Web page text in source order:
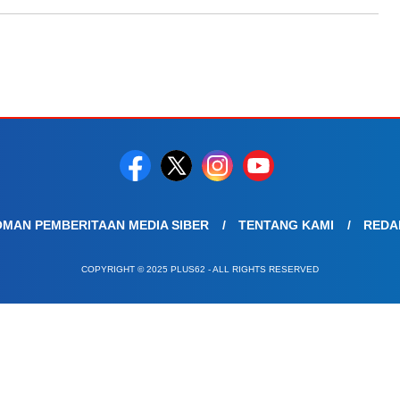
PEMBERITAAN MEDIA SIBER TENTANG KAMI
COPYRIGHT © 2025 PLUS62 - ALL RIGHTS RESERVED